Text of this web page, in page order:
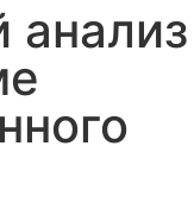
анализ